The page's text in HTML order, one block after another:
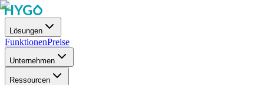
Lösungen
FunktionenPreise
Unternehmen
Ressourcen